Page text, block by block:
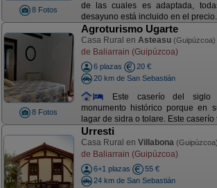
8 Fotos
de las cuales es adaptada,
desayuno está incluido en el
8 Fotos
Agroturismo Ugarte
Casa Rural en Asteasu (Guipúzcoa)
de Baliarrain (Guipúzcoa)
6 plazas
20 €
20 km de San Sebastián
Este caserío del siglo
monumento histórico porque en
lagar de sidra o tolare. Este caserío
Urresti
Casa Rural en Villabona (Guipúzcoa)
de Baliarrain (Guipúzcoa)
6+1 plazas
55 €
24 km de San Sebastián